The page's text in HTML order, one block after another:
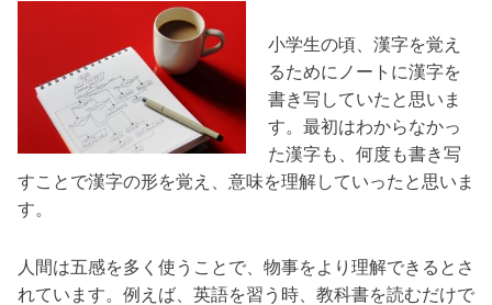
小学生の頃、漢字を覚え
るためにノートに漢字を
書き写していたと思いま
す。最初はわからなかっ
た漢字も、何度も書き写
すことで漢字の形を覚え、意味を理解していったと思いま
す。
人間は五感を多く使うことで、物事をより理解できるとさ
れています。例えば、英語を習う時、教科書を読むだけで